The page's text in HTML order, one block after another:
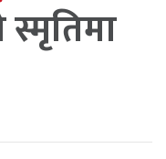
स्मृतिमा